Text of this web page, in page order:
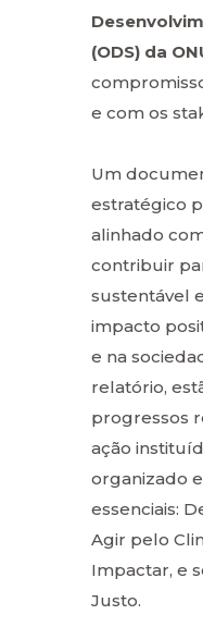
(ODS) da
e com os
Um
estratégico
alinhado
contribuir
sustentável
impacto
e na
relatório,
progressos
ação
organizado
essenciais:
Agir pelo
Impactar, e
Justo.